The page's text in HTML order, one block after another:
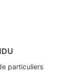
particuliers